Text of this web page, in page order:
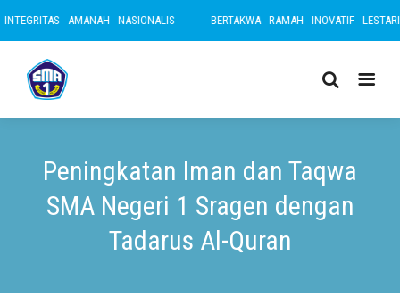
- AMANAH - NASIONALIS BERTAKWA - RAMAH - INOVATIF - LESTARI -
Peningkatan Iman dan Taqwa
SMA Negeri 1 Sragen dengan
Tadarus Al-Quran